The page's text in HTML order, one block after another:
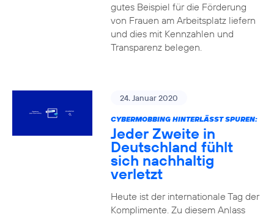
gutes Beispiel für die Förderung
von Frauen am Arbeitsplatz liefern
und dies mit Kennzahlen und
Transparenz belegen.
24. Januar 2020
CYBERMOBBING HINTERLÄSST SPUREN:
Jeder Zweite in
Deutschland fühlt
sich nachhaltig
verletzt
Heute ist der internationale Tag der
Komplimente. Zu diesem Anlass